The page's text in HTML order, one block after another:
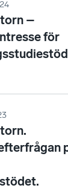
–
för